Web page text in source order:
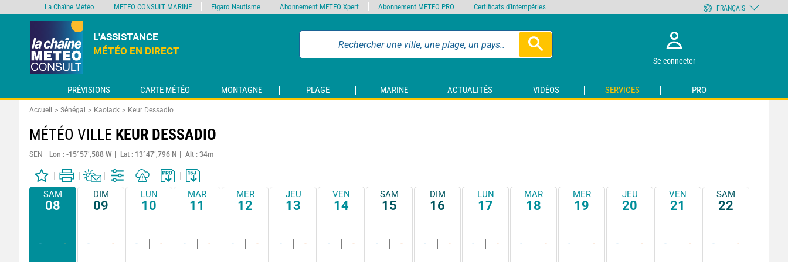
L'ASSISTANCE
MÉTÉO EN DIRECT
Se connecter
PRÉVISIONS CARTE MÉTÉO MONTAGNE PLAGE MARINE ACTUALITÉS VIDÉOS SERVICES PRO
Accueil Sénégal Kaolack Keur Dessadio
MÉTÉO VILLE KEUR DESSADIO
SEN Lon : -15°57’,588 W Lat : 13°47’,796 N Alt : 34m
SAM
08
- -
DIM
09
- -
LUN
10
- -
MAR
11
- -
MER
12
- -
JEU
13
- -
VEN
14
- -
SAM
15
- -
DIM
16
- -
LUN
17
- -
MAR
18
- -
MER
19
- -
JEU
20
- -
VEN
21
- -
SAM
22
- -
La Chaîne Météo METEO CONSULT MARINE Figaro Nautisme Abonnement METEO Xpert Abonnement METEO PRO Certificats d'intempéries FRANÇAIS